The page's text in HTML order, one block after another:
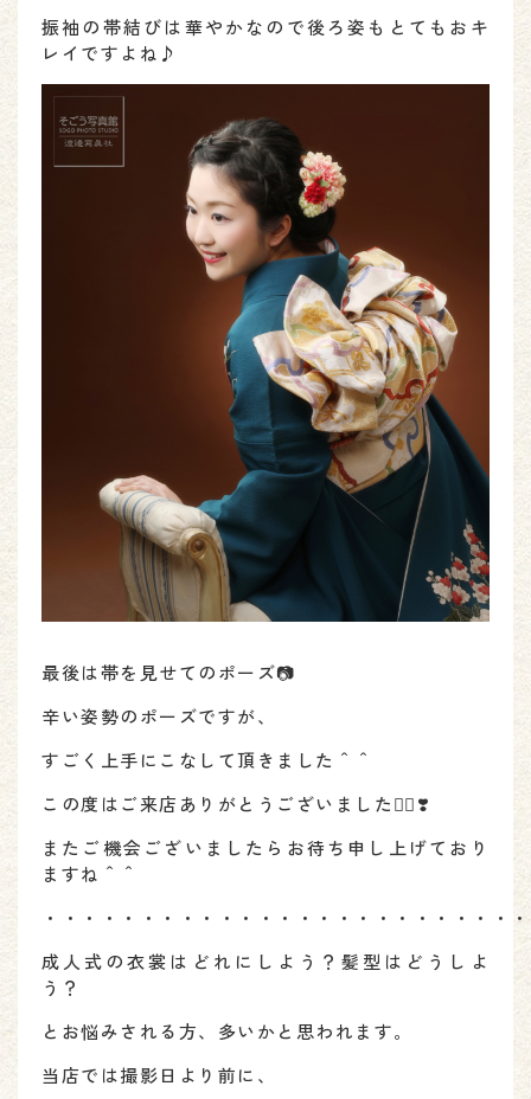
振袖の帯結びは華やかなので後ろ姿もとてもおキ
レイですよね♪
最後は帯を見せてのポーズ📷
辛い姿勢のポーズですが、
すごく上手にこなして頂きました＾＾
この度はご来店ありがとうございました🕴🏻❣️
またご機会ございましたらお待ち申し上げており
ますね＾＾
・・・・・・・・・・・・・・・・・・・・・・・・
成人式の衣裳はどれにしよう？髪型はどうしよ
う？
とお悩みされる方、多いかと思われます。
当店では撮影日より前に、